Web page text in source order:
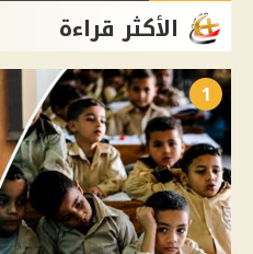
الأكثر قراءة
1